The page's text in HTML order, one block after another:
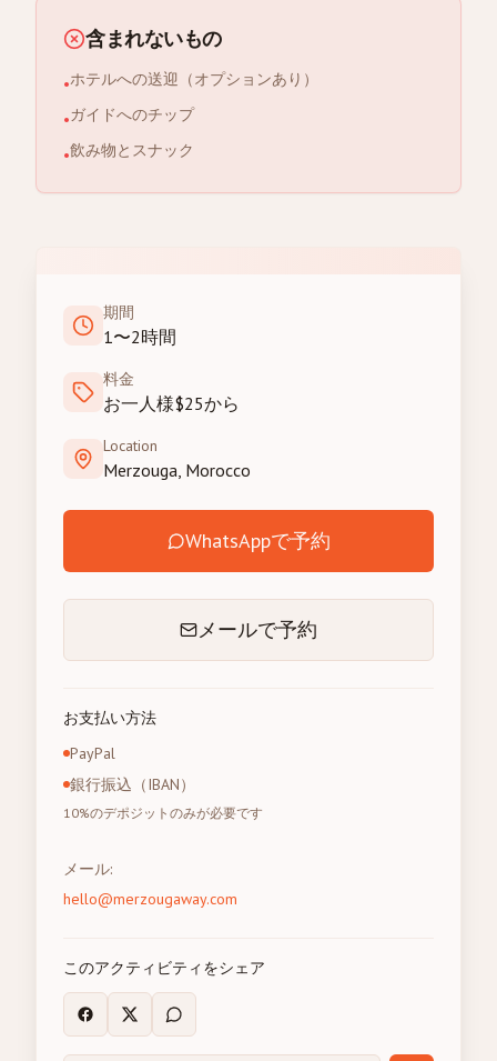
含まれないもの
•ホテルへの送迎（オプションあり）
•ガイドへのチップ
•飲み物とスナック
期間
1〜2時間
料金
お一人様$25から
Location
Merzouga, Morocco
WhatsAppで予約
メールで予約
お支払い方法
PayPal
銀行振込（IBAN）
10%のデポジットのみが必要です
メール:
hello@merzougaway.com
このアクティビティをシェア